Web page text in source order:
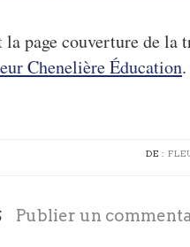
page couverture de
Chenelière Éducation.
DE :
Publier un